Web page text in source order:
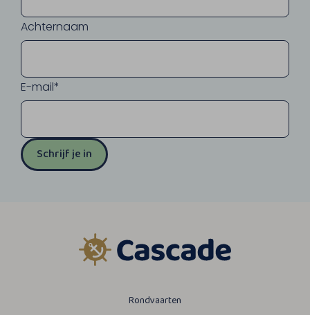
Achternaam
E-mail*
Schrijf je in
Rondvaarten